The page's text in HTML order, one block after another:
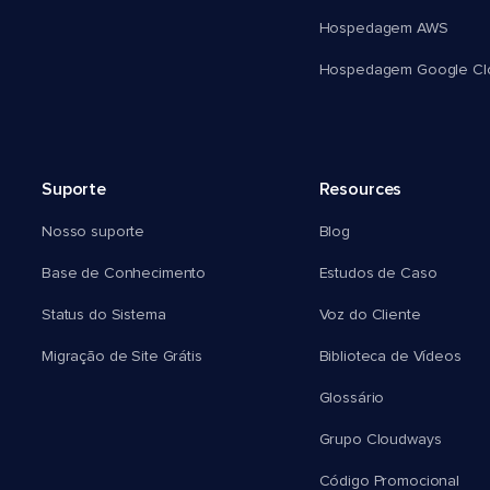
Hospedagem AWS
Hospedagem Google
Suporte
Nosso suporte
Base de Conhecimento
Status do Sistema
Migração de Site Grátis
Resources
Blog
Estudos de Caso
Voz do Cliente
Biblioteca de Vídeos
Glossário
Grupo Cloudways
Código Promocional